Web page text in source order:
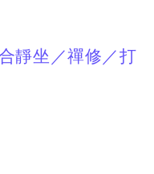
靜坐／禪修／打